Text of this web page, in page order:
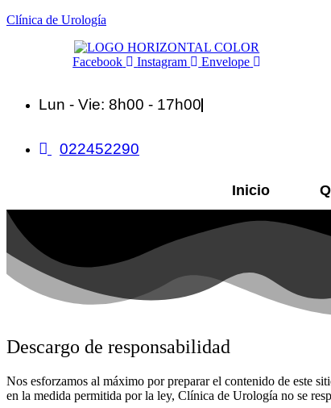
Clínica de Urología
Facebook Instagram Envelope
Lun - Vie: 8h00 - 17h00
022452290
Inicio
Descargo de responsabilidad
Nos esforzamos al máximo por preparar el contenido de este
en la medida permitida por la ley, Clínica de Urología no se